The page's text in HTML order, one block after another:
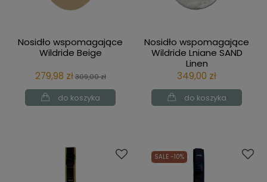
Nosidło wspomagające
Wildride Beige
279,98 zł309,00 zł
do koszyka
Nosidło wspomagające
Wildride Lniane SAND
Linen
349,00 zł
do koszyka
SALE -10%